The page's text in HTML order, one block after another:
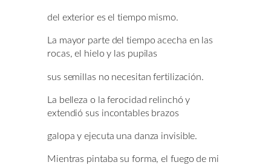
del exterior es el tiempo mismo.
La mayor parte del tiempo acecha en las
rocas, el hielo y las pupilas
sus semillas no necesitan fertilización.
La belleza o la ferocidad relinchó y
extendió sus incontables brazos
galopa y ejecuta una danza invisible.
Mientras pintaba su forma, el fuego de mi